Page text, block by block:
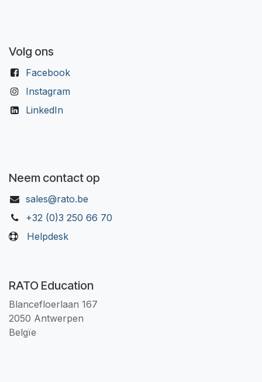
Volg ons
Facebook
Instagram
LinkedIn
Neem contact op
sales@rato.be
+32 (0)3 250 66 70
Helpdesk
RATO Education
Blancefloerlaan 167
2050 Antwerpen
Belgïe